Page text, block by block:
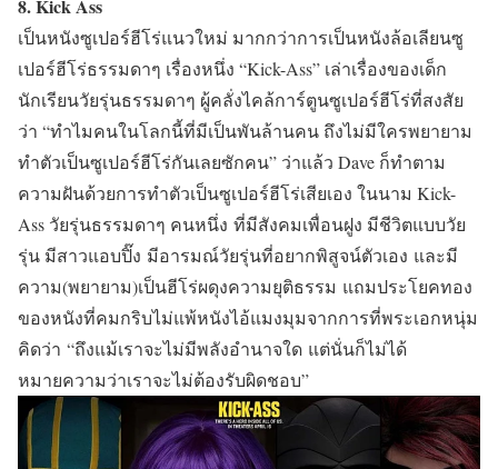
8. Kick Ass
เป็นหนังซูเปอร์ฮีโร่แนวใหม่ มากกว่าการเป็นหนังล้อเลียนซู
เปอร์ฮีโร่ธรรมดาๆ เรื่องหนึ่ง “Kick-Ass” เล่าเรื่องของเด็ก
นักเรียนวัยรุ่นธรรมดาๆ ผู้คลั่งไคล้การ์ตูนซูเปอร์ฮีโร่ที่สงสัย
ว่า “ทำไมคนในโลกนี้ที่มีเป็นพันล้านคน ถึงไม่มีใครพยายาม
ทำตัวเป็นซูเปอร์ฮีโร่กันเลยซักคน” ว่าแล้ว Dave ก็ทำตาม
ความฝันด้วยการทำตัวเป็นซูเปอร์ฮีโร่เสียเอง ในนาม Kick-
Ass วัยรุ่นธรรมดาๆ คนหนึ่ง ที่มีสังคมเพื่อนฝูง มีชีวิตแบบวัย
รุ่น มีสาวแอบปิ๊ง มีอารมณ์วัยรุ่นที่อยากพิสูจน์ตัวเอง และมี
ความ(พยายาม)เป็นฮีโร่ผดุงความยุติธรรม แถมประโยคทอง
ของหนังที่คมกริบไม่แพ้หนังไอ้แมงมุมจากการที่พระเอกหนุ่ม
คิดว่า “ถึงแม้เราจะไม่มีพลังอำนาจใด แต่นั่นก็ไม่ได้
หมายความว่าเราจะไม่ต้องรับผิดชอบ”